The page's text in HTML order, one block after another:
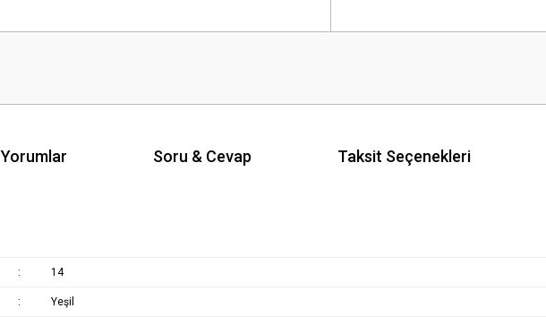
Yorumlar Soru & Cevap Taksit Seçenekleri
: 14
: Yeşil